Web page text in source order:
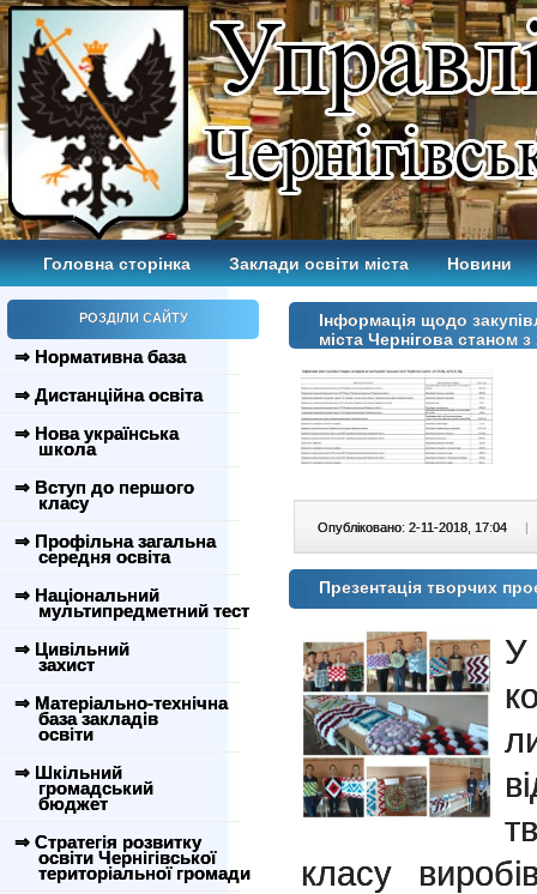
Головна сторінка Заклади освіти міста Новини
РОЗДІЛИ САЙТУ
⇒ Нормативна база
⇒ Дистанційна освіта
⇒ Нова українська
школа
⇒ Вступ до першого
класу
⇒ Профільна загальна
середня освіта
⇒ Національний
мультипредметний тест
⇒ Цивільний
захист
⇒ Матеріально-технічна
база закладів
освіти
⇒ Шкільний
громадський
бюджет
⇒ Стратегія розвитку
освіти Чернігівської
територіальної громади
Інформація щодо
міста Чернігова станом
Опубліковано: 2-11-2018, 17:04 |
Презентація творчих
У
класу